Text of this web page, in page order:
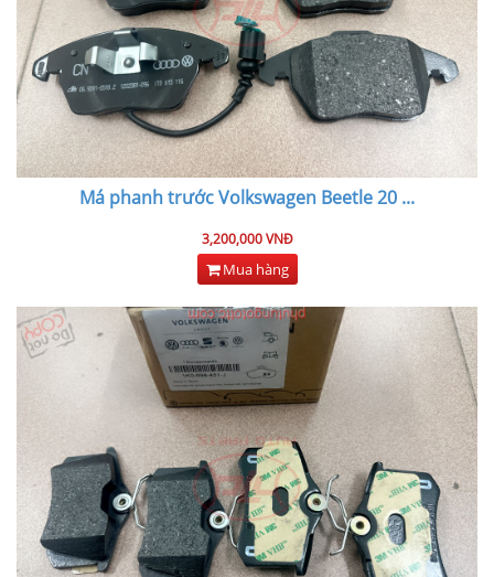
Má phanh trước Volkswagen Beetle 20 ...
3,200,000 VNĐ
Mua hàng